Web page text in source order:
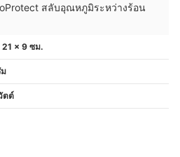
สลับอุณหภูมิระหว่างร้อน
x 9 ซม.
ตต์